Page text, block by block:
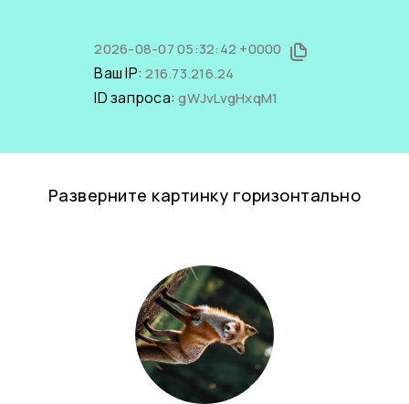
2026-08-07 05:32:42 +0000
Ваш IP:216.73.216.24
ID запроса:gWJvLvgHxqM1
Разверните картинку горизонтально